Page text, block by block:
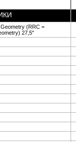
(RRC =
27,5"